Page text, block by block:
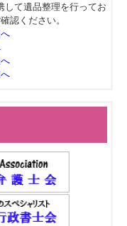
して遺品整理を行ってお
認ください。